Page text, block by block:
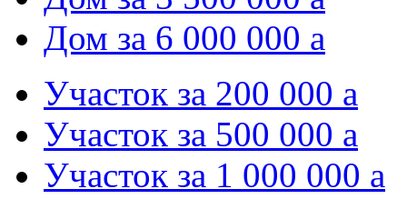
Дом за 6 000 000 a
Участок за 200 000 a
Участок за 500 000 a
Участок за 1 000 000 a